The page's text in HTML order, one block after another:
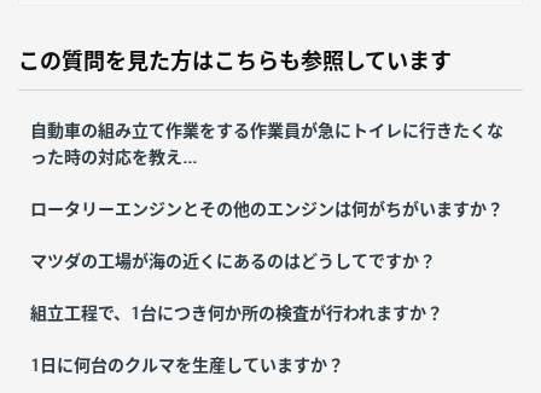
この質問を見た方はこちらも参照しています
自動車の組み立て作業をする作業員が急にトイレに行きたくな
った時の対応を教え...
ロータリーエンジンとその他のエンジンは何がちがいますか？
マツダの工場が海の近くにあるのはどうしてですか？
組立工程で、1台につき何か所の検査が行われますか？
1日に何台のクルマを生産していますか？